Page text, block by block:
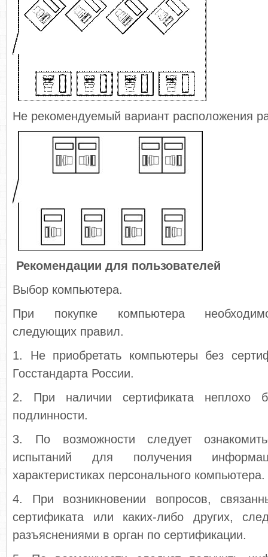
Не рекомендуемый вариант расположения
Рекомендации для пользователей
Выбор компьютера.
При покупке компьютера
следующих правил.
1. Не приобретать компьютеры без
Госстандарта России.
2. При наличии сертификата неплохо
подлинности.
3. По возможности следует
испытаний для получения
характеристиках персонального компьютера.
4. При возникновении вопросов,
сертификата или каких-либо других,
разъяснениями в орган по сертификации.